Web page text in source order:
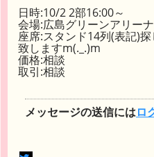
日時:10/2 2部16:00～
会場:広島グリーンアリーナ
座席:スタンド14列(表記)
致しますm(._.)m
価格:相談
取引:相談
メッセージの送信にはロ